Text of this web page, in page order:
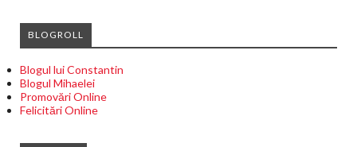
BLOGROLL
Blogul lui Constantin
Blogul Mihaelei
Promovări Online
Felicitări Online